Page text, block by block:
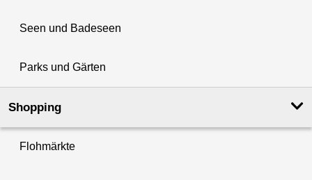
Seen und Badeseen
Parks und Gärten
Shopping
Flohmärkte